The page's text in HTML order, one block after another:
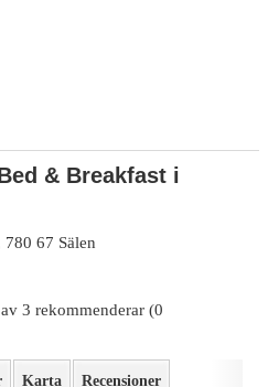
& Breakfast i
67 Sälen
3 rekommenderar (0
Karta Recensioner